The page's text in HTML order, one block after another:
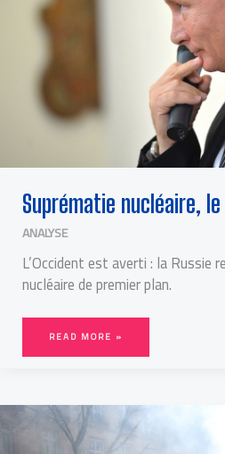
Suprématie nucléaire,
ANALYSE
L’Occident est averti : la Russie
nucléaire de premier plan.
READ MORE »
LE
BLOCAGE
COÛTE
QUE
COÛTE